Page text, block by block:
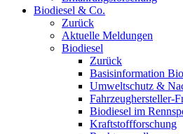
Biodiesel & Co.
Zurück
Aktuelle Meldungen
Biodiesel
Zurück
Basisinformation
Umweltschutz &
Fahrzeughersteller-
Biodiesel im
Kraftstoffforschung